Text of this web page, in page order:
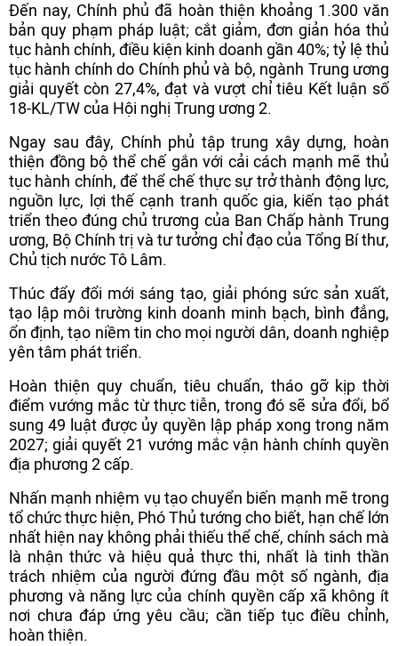
Đến nay, Chính phủ đã hoàn thiện khoảng 1.300 văn
bản quy phạm pháp luật; cắt giảm, đơn giản hóa thủ
tục hành chính, điều kiện kinh doanh gần 40%; tỷ lệ thủ
tục hành chính do Chính phủ và bộ, ngành Trung ương
giải quyết còn 27,4%, đạt và vượt chỉ tiêu Kết luận số
18-KL/TW của Hội nghị Trung ương 2.
Ngay sau đây, Chính phủ tập trung xây dựng, hoàn
thiện đồng bộ thể chế gắn với cải cách mạnh mẽ thủ
tục hành chính, để thể chế thực sự trở thành động lực,
nguồn lực, lợi thế cạnh tranh quốc gia, kiến tạo phát
triển theo đúng chủ trương của Ban Chấp hành Trung
ương, Bộ Chính trị và tư tưởng chỉ đạo của Tổng Bí thư,
Chủ tịch nước Tô Lâm.
Thúc đẩy đổi mới sáng tạo, giải phóng sức sản xuất,
tạo lập môi trường kinh doanh minh bạch, bình đẳng,
ổn định, tạo niềm tin cho mọi người dân, doanh nghiệp
yên tâm phát triển.
Hoàn thiện quy chuẩn, tiêu chuẩn, tháo gỡ kịp thời
điểm vướng mắc từ thực tiễn, trong đó sẽ sửa đổi, bổ
sung 49 luật được ủy quyền lập pháp xong trong năm
2027; giải quyết 21 vướng mắc vận hành chính quyền
địa phương 2 cấp.
Nhấn mạnh nhiệm vụ tạo chuyển biến mạnh mẽ trong
tổ chức thực hiện, Phó Thủ tướng cho biết, hạn chế lớn
nhất hiện nay không phải thiếu thể chế, chính sách mà
là nhận thức và hiệu quả thực thi, nhất là tinh thần
trách nhiệm của người đứng đầu một số ngành, địa
phương và năng lực của chính quyền cấp xã không ít
nơi chưa đáp ứng yêu cầu; cần tiếp tục điều chỉnh,
hoàn thiện.